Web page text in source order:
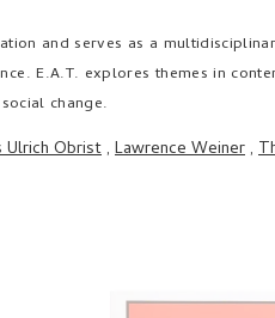
and serves as a
E.A.T. explores themes in
change.
Ulrich Obrist, Lawrence Weiner,